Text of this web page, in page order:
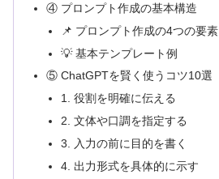
④ プロンプト作成の基本構造
📌 プロンプト作成の4つの要素
💡 基本テンプレート例
⑤ ChatGPTを賢く使うコツ10選
1. 役割を明確に伝える
2. 文体や口調を指定する
3. 入力の前に目的を書く
4. 出力形式を具体的に示す